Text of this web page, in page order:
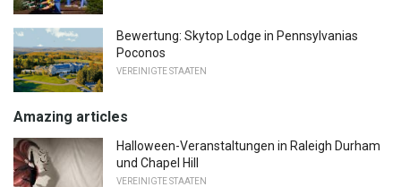
Bewertung: Skytop Lodge in Pennsylvanias
Poconos
VEREINIGTE STAATEN
Amazing articles
Halloween-Veranstaltungen in Raleigh Durham
und Chapel Hill
VEREINIGTE STAATEN